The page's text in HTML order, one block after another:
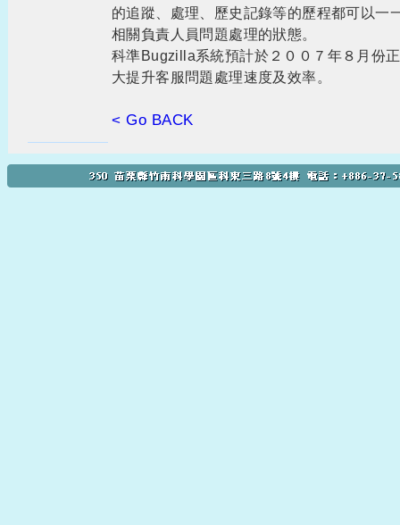
的追蹤、處理、歷史記錄等的歷程都可以一
相關負責人員問題處理的狀態。
科準Bugzilla系統預計於２００７年８月份
大提升客服問題處理速度及效率。
< Go BACK